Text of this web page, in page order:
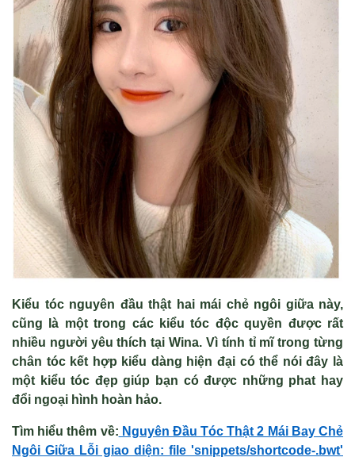
Kiểu tóc nguyên đầu thật hai mái chẻ ngôi giữa này,
cũng là một trong các kiểu tóc độc quyền được rất
nhiều người yêu thích tại Wina. Vì tính tỉ mĩ trong từng
chân tóc kết hợp kiểu dàng hiện đại có thể nói đây là
một kiểu tóc đẹp giúp bạn có được những phat hay
đổi ngoại hình hoàn hảo.
Tìm hiểu thêm về: Nguyên Đầu Tóc Thật 2 Mái Bay Chẻ
Ngôi Giữa Lỗi giao diện: file 'snippets/shortcode-.bwt'